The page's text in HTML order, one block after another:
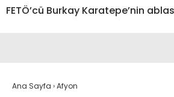
FETÖ’cü Burkay Karatepe’nin
Ana Sayfa ›Afyon